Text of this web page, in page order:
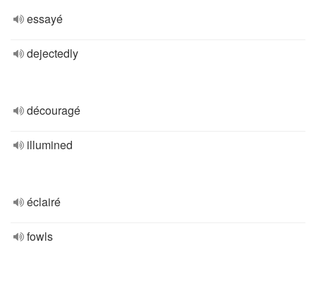
essayé
dejectedly
découragé
illumined
éclairé
fowls